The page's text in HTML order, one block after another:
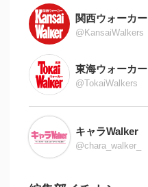
関西ウォーカー
@KansaiWalkers
東海ウォーカー
@TokaiWalkers
キャラWalker
@chara_walker_